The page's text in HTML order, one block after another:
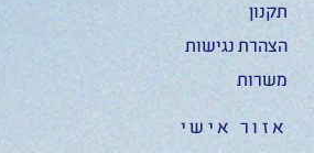
תקנון
הצהרת נגישות
משרות
אזור אישי